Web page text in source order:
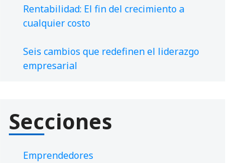
Rentabilidad: El fin del crecimiento a
cualquier costo
Seis cambios que redefinen el liderazgo
empresarial
Secciones
Emprendedores